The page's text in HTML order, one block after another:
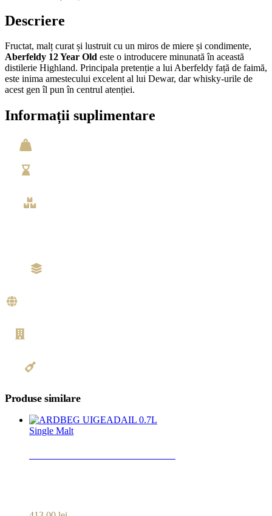
Descriere
Fructat, malț curat și lustruit cu un miros de miere și condimente,
Aberfeldy 12 Year Old este o introducere minunată în această
distilerie Highland. Principala pretenție a lui Aberfeldy față de faimă,
este inima amestecului excelent al lui Dewar, dar whisky-urile de
acest gen îl pun în centrul atenției.
Informații suplimentare
Produse similare
Single Malt